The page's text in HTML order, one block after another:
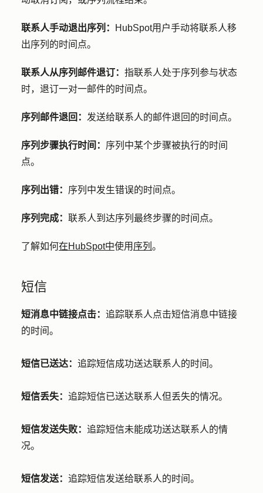
联系人手动退出序列：
HubSpot用户手动将联系人移
出序列的时间点。
联系人从序列邮件退订： 指联系人处于序列参与状态
时，退订一对一邮件的时间点。
序列邮件退回： 发送给联系人的邮件退回的时间点。
序列步骤执行时间： 序列中某个步骤被执行的时间
点。
序列出错： 序列中发生错误的时间点。
序列完成： 联系人到达序列最终步骤的时间点。
了解如何在HubSpot中使用 序列 。
短信
短消息中链接点击： 追踪联系人点击短信消息中链接
的时间。
短信已送达： 追踪短信成功送达联系人的时间。
短信丢失： 追踪短信已送达联系人但丢失的情况。
短信发送失败： 追踪短信未能成功送达联系人的情
况。
短信发送： 追踪短信发送给联系人的时间。